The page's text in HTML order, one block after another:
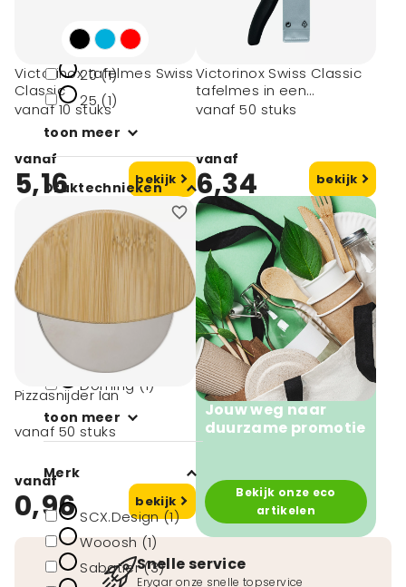
10 (13)
12 (1)
20 (1)
25 (1)
toon meer
Druktechnieken
Digitale print (1)
Digitale sticker
(1)
Digitale transfer
(1)
transferdruk (1)
Doming (1)
toon meer
Merk
SCX.Design (1)
Wooosh (1)
Sabatier (3)
Victorinox tafelmes Swiss
Classic
vanaf 10 stuks
vanaf
5,16 bekijk
Victorinox Swiss Classic
tafelmes in een
beschermhoesje
vanaf 50 stuks
vanaf
6,34 bekijk
Pizzasnijder Ian
vanaf 50 stuks
vanaf
0,96 bekijk
Jouw weg naar
duurzame promotie
Bekijk onze eco
artikelen
Snelle service
Ervaar onze snelle topservice